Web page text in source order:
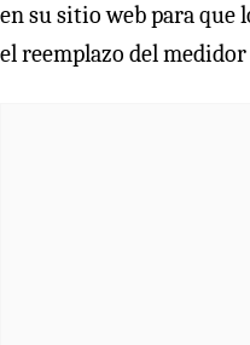
en su sitio web para que
el reemplazo del